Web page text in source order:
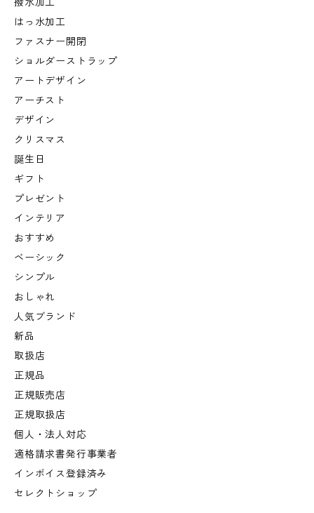
はっ水加工
ファスナー開閉
ショルダーストラップ
アートデザイン
アーチスト
デザイン
クリスマス
誕生日
ギフト
プレゼント
インテリア
おすすめ
ベーシック
シンプル
おしゃれ
人気ブランド
新品
取扱店
正規品
正規販売店
正規取扱店
個人・法人対応
適格請求書発行事業者
インボイス登録済み
セレクトショップ